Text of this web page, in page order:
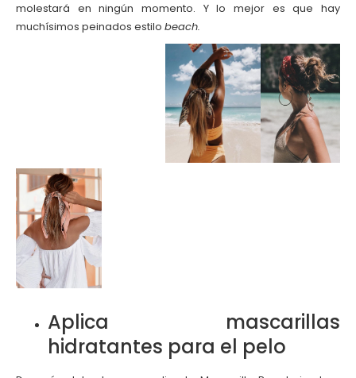
molestará en ningún momento. Y lo mejor es que hay
muchísimos peinados estilo beach.
Aplica mascarillas
hidratantes para el pelo